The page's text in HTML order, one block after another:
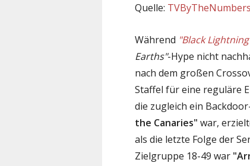
Quelle: TVByTheNumbers
Während "Black
Earths"-Hype nicht
nach dem großen
Staffel für eine reguläre
die zugleich ein
the Canaries" war,
als die letzte Folge der
Zielgruppe 18-49 war